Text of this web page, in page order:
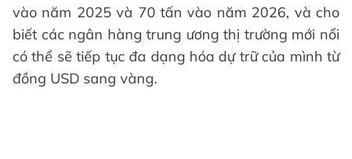
vào năm 2025 và 70 tấn vào năm 2026, và cho
biết các ngân hàng trung ương thị trường mới nổi
có thể sẽ tiếp tục đa dạng hóa dự trữ của mình từ
đồng USD sang vàng.